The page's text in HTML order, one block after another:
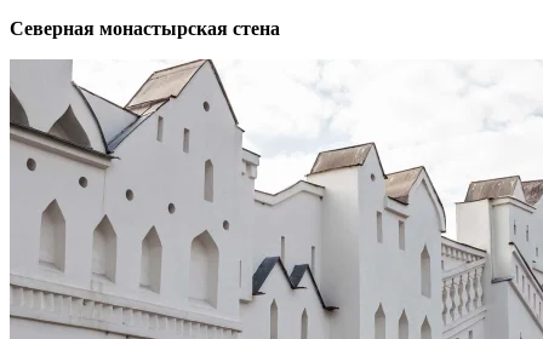
Северная монастырская стена